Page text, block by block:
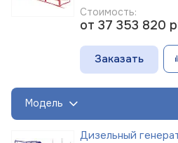
Стоимость:
от 37 353 820
Заказать
Модель
Дизельный